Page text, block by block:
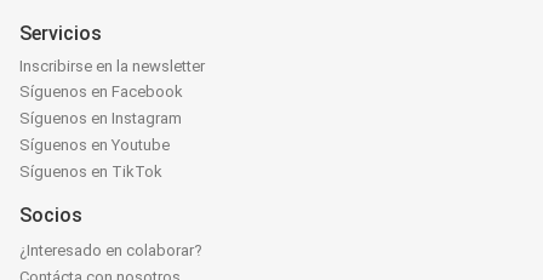
Servicios
Inscribirse en la newsletter
Síguenos en Facebook
Síguenos en Instagram
Síguenos en Youtube
Síguenos en TikTok
Socios
¿Interesado en colaborar?